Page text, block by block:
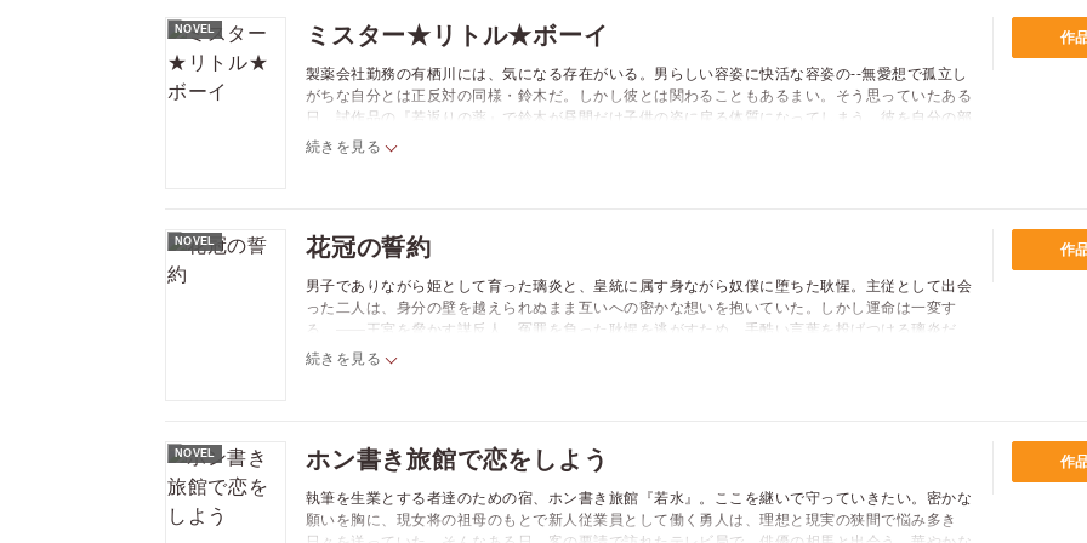
NOVEL ミスター★リトル★ボーイ
製薬会社勤務の有栖川には、気になる存在がいる。男らしい容姿に快活な容姿の--無愛想で孤立し
がちな自分とは正反対の同様・鈴木だ。しかし彼とは関わることもあるまい。そう思っていたある
日、試作品の『若返りの薬』で鈴木が昼間だけ子供の姿に戻る体質になってしまう。彼を自分の部
屋に匿うことにしたものの、件の薬には「毎晩大人に戻った時に性欲が増進する」副作用があっ
続きを見る
作
NOVEL 花冠の誓約
男子でありながら姫として育った璃炎と、皇統に属す身ながら奴僕に堕ちた耿惺。主従として出会
った二人は、身分の壁を越えられぬまま互いへの密かな想いを抱いていた。しかし運命は一変す
る。――王宮を脅かす謀反人。冤罪を負った耿惺を逃がすため、手酷い言葉を投げつける璃炎だ
が、激昂した耿惺に体を奪われて!? 「必ず戻る」そう残して去った耿惺を思い1年。人形のように
続きを見る
作
NOVEL ホン書き旅館で恋をしよう
執筆を生業とする者達のための宿、ホン書き旅館『若水』。ここを継いで守っていきたい。密かな
願いを胸に、現女将の祖母のもとで新人従業員として働く勇人は、理想と現実の狭間で悩み多き
作